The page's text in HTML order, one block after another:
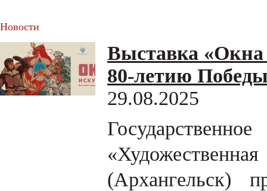
Новости
Выставка
80-летию
29.08.2025
(Архангельск)